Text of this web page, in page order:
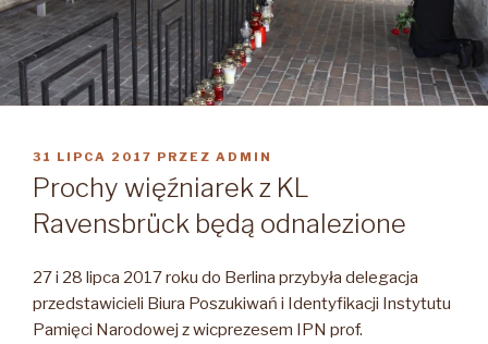
OPUBLIKOWANE
W
31 LIPCA 2017 PRZEZ ADMIN
Prochy więźniarek z KL
Ravensbrück będą odnalezione
27 i 28 lipca 2017 roku do Berlina przybyła delegacja
przedstawicieli Biura Poszukiwań i Identyfikacji Instytutu
Pamięci Narodowej z wicprezesem IPN prof.